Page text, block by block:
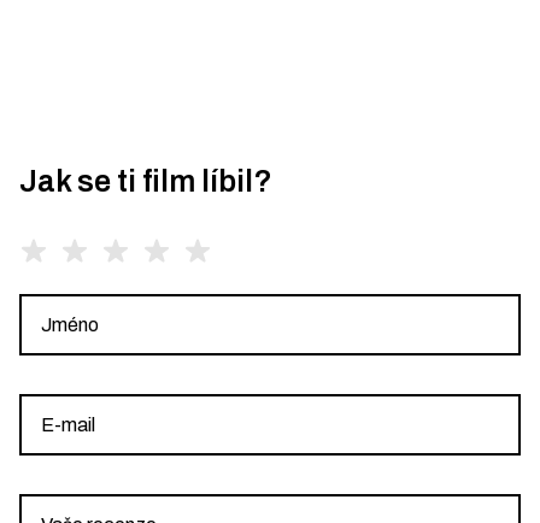
Jak se ti film líbil?